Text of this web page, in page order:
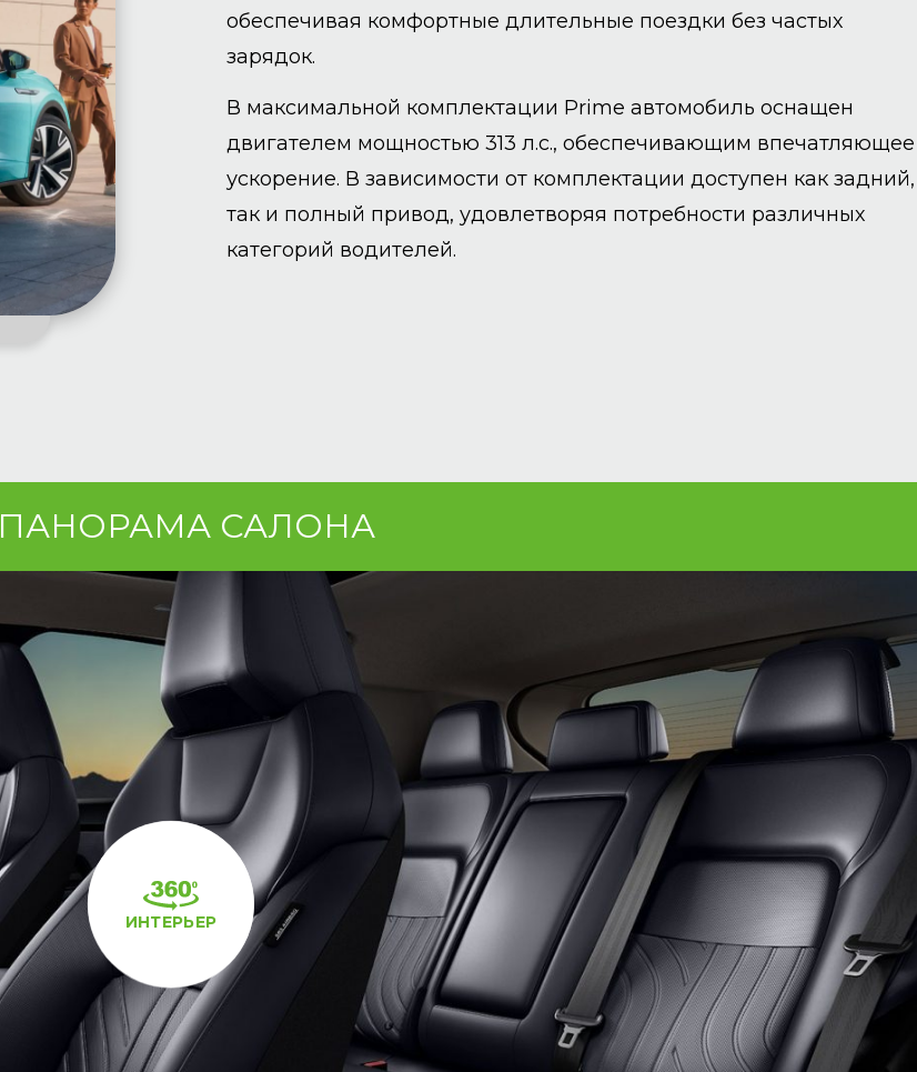
обеспечивая комфортные длительные поездки без частых
зарядок.
В максимальной комплектации Prime автомобиль оснащен
двигателем мощностью 313 л.с., обеспечивающим впечатляющее
ускорение. В зависимости от комплектации доступен как задний,
так и полный привод, удовлетворяя потребности различных
категорий водителей.
ПАНОРАМА САЛОНА
ИНТЕРЬЕР